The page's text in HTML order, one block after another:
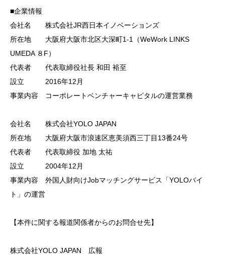
■企業情報
会社名 株式会社JR⻄⽇本イノベーションズ
所在地 ⼤阪府⼤阪市北区⼤深町1-1（WeWork LINKS
UMEDA ８F）
代表者 代表取締役社⻑ 和⽥ 裕⾄
設⽴ 2016年12⽉
事業内容 コーポレートベンチャーキャピタルの運営業務
会社名 株式会社YOLO JAPAN
所在地 ⼤阪府⼤阪市浪速区恵美須⻄三丁⽬13番24号
代表者 代表取締役 加地 太祐
設⽴ 2004年12⽉
事業内容 外国⼈財向けJobマッチングサービス「YOLOバイ
ト」の運営
【本件に関する報道関係者からのお問合せ先】
株式会社YOLO JAPAN 広報